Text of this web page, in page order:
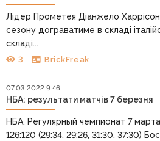
Лідер Прометея Діанжело
сезону дограватиме в складі
складі...
3 BrickFreak
07.03.2022 9:46
НБА: результати матчів 7 березня
НБА. Регулярный чемпионат 7
126:120 (29:34, 29:26, 31:30, 37:30)